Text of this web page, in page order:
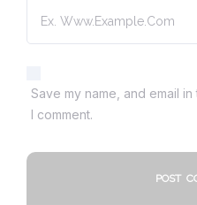
Save my name, and email
I comment.